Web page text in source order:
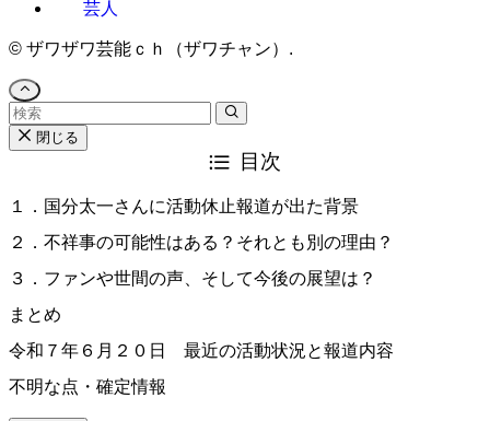
芸人
© ザワザワ芸能ｃｈ（ザワチャン）.
閉じる
目次
１．国分太一さんに活動休止報道が出た背景
２．不祥事の可能性はある？それとも別の理由？
３．ファンや世間の声、そして今後の展望は？
まとめ
令和７年６月２０日 最近の活動状況と報道内容
不明な点・確定情報